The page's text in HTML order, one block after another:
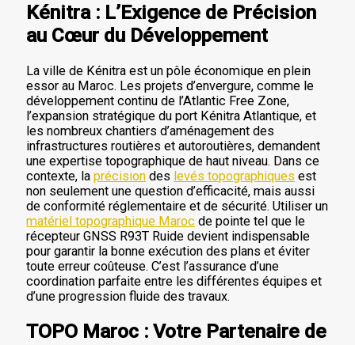
Kénitra : L’Exigence de Précision
au Cœur du Développement
La ville de Kénitra est un pôle économique en plein
essor au Maroc. Les projets d’envergure, comme le
développement continu de l’Atlantic Free Zone,
l’expansion stratégique du port Kénitra Atlantique, et
les nombreux chantiers d’aménagement des
infrastructures routières et autoroutières, demandent
une expertise topographique de haut niveau. Dans ce
contexte, laprécision des levés topographiques est
non seulement une question d’efficacité, mais aussi
de conformité réglementaire et de sécurité. Utiliser un
matériel topographique Maroc de pointe tel que le
récepteur GNSS R93T Ruide devient indispensable
pour garantir la bonne exécution des plans et éviter
toute erreur coûteuse. C’est l’assurance d’une
coordination parfaite entre les différentes équipes et
d’une progression fluide des travaux.
TOPO Maroc : Votre Partenaire de